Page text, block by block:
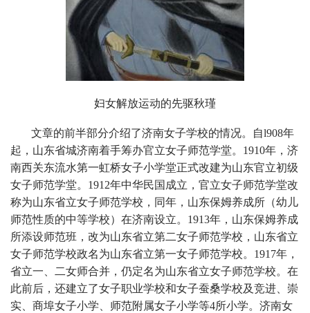
妇女解放运动的先驱秋瑾
文章的前半部分介绍了济南女子学校的情况。自l908年
起，山东省城济南着手筹办官立女子师范学堂。 1910年，济
南西关东流水第一虹桥女子小学堂正式改建为山东官立初级
女子师范学堂。 1912年中华民国成立，官立女子师范学堂改
称为山东省立女子师范学校，同年，山东保姆养成所（幼儿
师范性质的中等学校）在济南设立。 1913年，山东保姆养成
所添设师范班，改为山东省立第二女子师范学校，山东省立
女子师范学校政名为山东省立第一女子师范学校。 1917年，
省立一、二女师合并，仍定名为山东省立女子师范学校。在
此前后，还建立了女子职业学校和女子蚕桑学校及竞进、崇
实、商埠女子小学、师范附属女子小学等4所小学。济南女